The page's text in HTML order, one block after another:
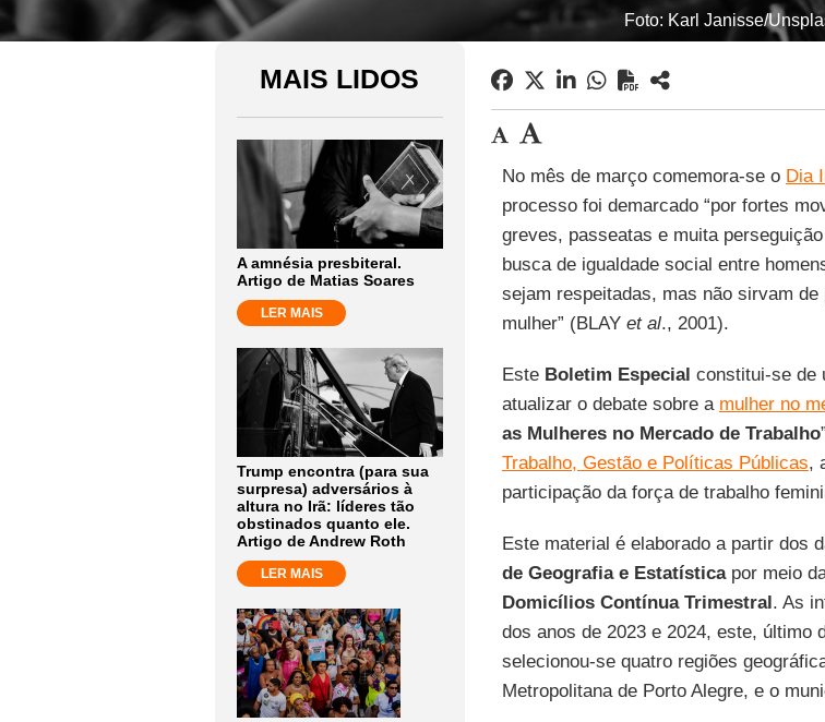
Foto: Karl Janisse/
MAIS LIDOS
A amnésia presbiteral.
Artigo de Matias Soares
LER MAIS
Trump encontra (para sua
surpresa) adversários à
altura no Irã: líderes tão
obstinados quanto ele.
Artigo de Andrew Roth
LER MAIS
No mês de março comemora-se o Dia
processo foi demarcado “por fortes
greves, passeatas e muita
busca de igualdade social entre
sejam respeitadas, mas não sirvam
mulher” (BLAY et al., 2001).
EsteBoletim Especial constitui-se de
atualizar o debate sobre a mulher no
as Mulheres no Mercado de Trabalho
Trabalho, Gestão e Políticas Públicas,
participação da força de trabalho
Este material é elaborado a partir dos
de Geografia e Estatísticapor meio
Domicílios Contínua Trimestral. As
dos anos de 2023 e 2024, este, último
selecionou-se quatro regiões
Metropolitana de Porto Alegre, e o